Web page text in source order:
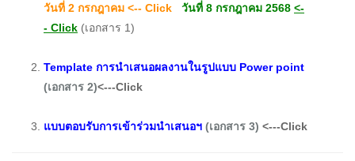
วันที่ 2 กรกฎาคม <-- Click วันที่ 8 กรกฎาคม 2568 <-
- Click (เอกสาร 1)
Template การนำเสนอผลงานในรูปแบบ Power point
(เอกสาร 2)<---Click
แบบตอบรับการเข้าร่วมนำเสนอฯ (เอกสาร 3) <---Click